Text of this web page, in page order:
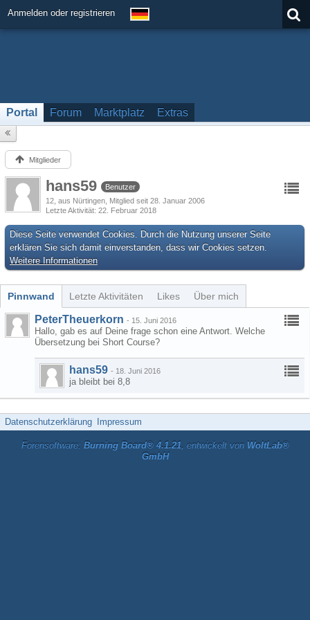
Anmelden oder registrieren
Portal Forum Marktplatz Extras
Mitglieder
hans59
Benutzer
12 aus Nürtingen Mitglied seit 28. Januar 2006
Letzte Aktivität 22. Februar 2018
Diese Seite verwendet Cookies. Durch die Nutzung unserer Seite
erklären Sie sich damit einverstanden, dass wir Cookies setzen.
Weitere Informationen
Pinnwand Letzte Aktivitäten Likes Über mich
PeterTheuerkorn - 15. Juni 2016
Hallo, gab es auf Deine frage schon eine Antwort. Welche
Übersetzung bei Short Course?
hans59 - 18. Juni 2016
ja bleibt bei 8,8
Datenschutzerklärung Impressum
Forensoftware: Burning Board® 4.1.21, entwickelt von WoltLab®
GmbH